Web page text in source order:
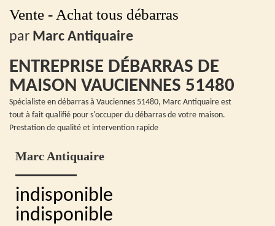
Vente - Achat tous débarras
par Marc Antiquaire
ENTREPRISE DÉBARRAS DE
MAISON VAUCIENNES 51480
Spécialiste en débarras à Vauciennes 51480, Marc Antiquaire est
tout à fait qualifié pour s'occuper du débarras de votre maison.
Prestation de qualité et intervention rapide
Marc Antiquaire
indisponible
indisponible